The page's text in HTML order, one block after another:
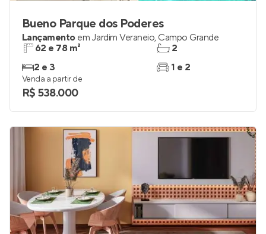
Bueno Parque dos Poderes
Lançamento em Jardim Veraneio, Campo Grande
62 e 78 m²
2 e 3
2
1 e 2
Venda a partir de
R$ 538.000